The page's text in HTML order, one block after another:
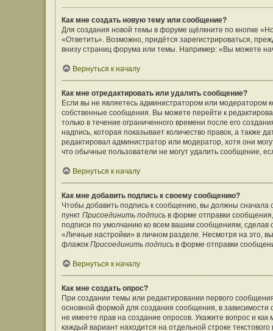
Как мне создать новую тему или сообщение?
Для создания новой темы в форуме щёлкните по кнопке
«Ответить». Возможно, придётся зарегистрироваться,
внизу страниц форума или темы. Например: «Вы можете
Вернуться к началу
Как мне отредактировать или удалить сообщение?
Если вы не являетесь администратором или модератором
собственные сообщения. Вы можете перейти к
только в течение ограниченного времени после его
надпись, которая показывает количество правок, а также
редактировал администратор или модератор, хотя они
что обычные пользователи не могут удалить сообщение,
Вернуться к началу
Как мне добавить подпись к своему сообщению?
Чтобы добавить подпись к сообщению, вы должны сначала
пункт Присоединить подпись в форме отправки
подписи по умолчанию ко всем вашим сообщениям,
«Личные настройки» в личном разделе. Несмотря на это,
флажок Присоединить подпись в форме отправки
Вернуться к началу
Как мне создать опрос?
При создании темы или редактировании первого
основной формой для создания сообщения, в зависимости
не имеете прав на создание опросов. Укажите вопрос и
каждый вариант находится на отдельной строке